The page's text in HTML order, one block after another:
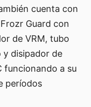
cuenta con
Guard con
de VRM, tubo
disipador de
funcionando a su
períodos